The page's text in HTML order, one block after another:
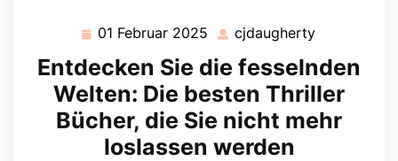
01 Februar 2025 01
Februar
2025
cjdaugherty
Entdecken Sie die fesselnden
Welten: Die besten Thriller
Bücher, die Sie nicht mehr
loslassen werden